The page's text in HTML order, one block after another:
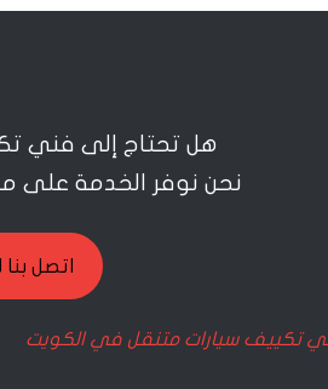
هل تحتاج إلى فني
نحن نوفر الخدمة على مدار 24 ساعة ولكافة المناطق،
اتصل بنا
تكييف سيارات متنقل في الكويت